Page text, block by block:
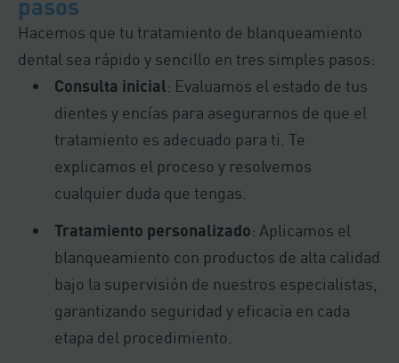
pasos
Hacemos que tu tratamiento de blanqueamiento
dental sea rápido y sencillo en tres simples pasos:
Consulta inicial: Evaluamos el estado de tus
dientes y encías para asegurarnos de que el
tratamiento es adecuado para ti. Te
explicamos el proceso y resolvemos
cualquier duda que tengas.
Tratamiento personalizado: Aplicamos el
blanqueamiento con productos de alta calidad
bajo la supervisión de nuestros especialistas,
garantizando seguridad y eficacia en cada
etapa del procedimiento.